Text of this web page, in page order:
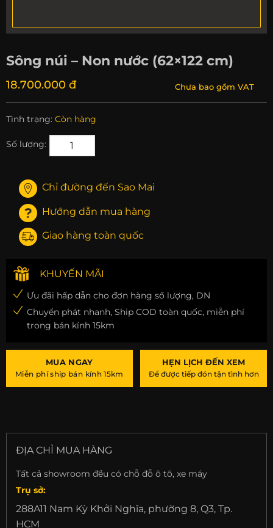
Sông núi – Non nước (62×122 cm)
18.700.000 đ Chưa bao gồm VAT
Tình trạng: Còn hàng
Số lượng:
Chỉ đường đến Sao Mai
Hướng dẫn mua hàng
Giao hàng toàn quốc
KHUYẾN MÃI
Ưu đãi hấp dẫn cho đơn hàng số lượng, DN
Chuyển phát nhanh, Ship COD toàn quốc, miễn phí
trong bán kính 15km
MUA NGAY
Miễn phí ship bán kính 15km
HẸN LỊCH ĐẾN XEM
Để được tiếp đón tận tình hơn
ĐỊA CHỈ MUA HÀNG
Tất cả showroom đều có chỗ đỗ ô tô, xe máy
Trụ sở:
288A11 Nam Kỳ Khởi Nghĩa, phường 8, Q3, Tp.
HCM